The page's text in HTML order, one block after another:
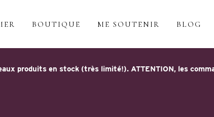
BOUTIQUE ME SOUTENIR BLOG
produits en stock (très limité!). ATTENTION, les